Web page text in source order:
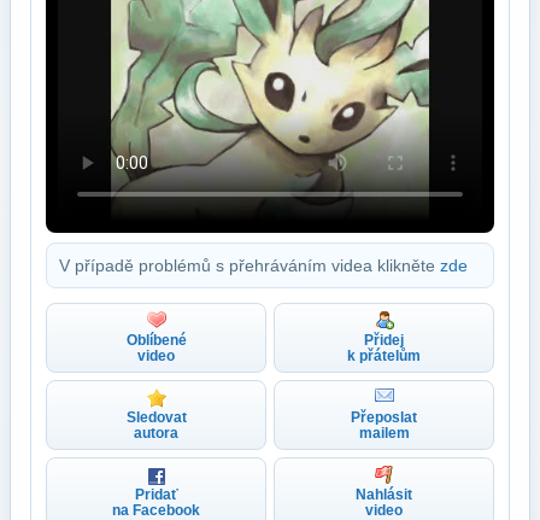
V případě problémů s přehráváním videa klikněte zde
Oblíbené
video
Přidej
k přátelům
Sledovat
autora
Přeposlat
mailem
Pridať
na Facebook
Nahlásit
video